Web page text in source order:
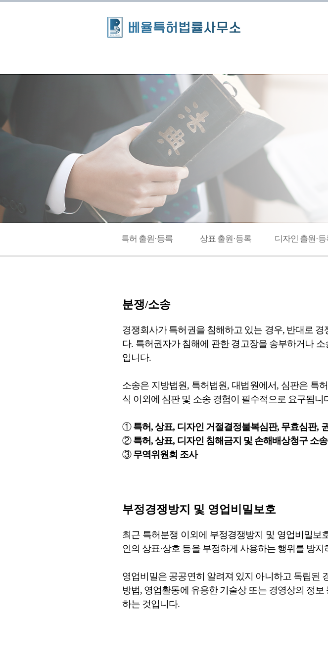
특허 출원·등록 상표 출원·등록 디자인 출원·등
분쟁/소송
경쟁회사가 특허권을 침해하고 있는 경우, 반대로
다. 특허권자가 침해에 관한 경고장을 송부하거나
입니다.
소송은 지방법원, 특허법원, 대법원에서, 심판은 특
식 이외에 심판 및 소송 경험이 필수적으로 요구됩니
①특허, 상표, 디자인 거절결정불복심판, 무효심판,
②특허, 상표, 디자인 침해금지 및 손해배상청구 소
③무역위원회 조사
부정경쟁방지 및 영업비밀보호
최근 특허분쟁 이외에 부정경쟁방지 및 영업비밀
인의 상표·상호 등을 부정하게 사용하는 행위를 방지
영업비밀은 공공연히 알려져 있지 아니하고 독립된
방법, 영업활동에 유용한 기술상 또는 경영상의 정
하는 것입니다.